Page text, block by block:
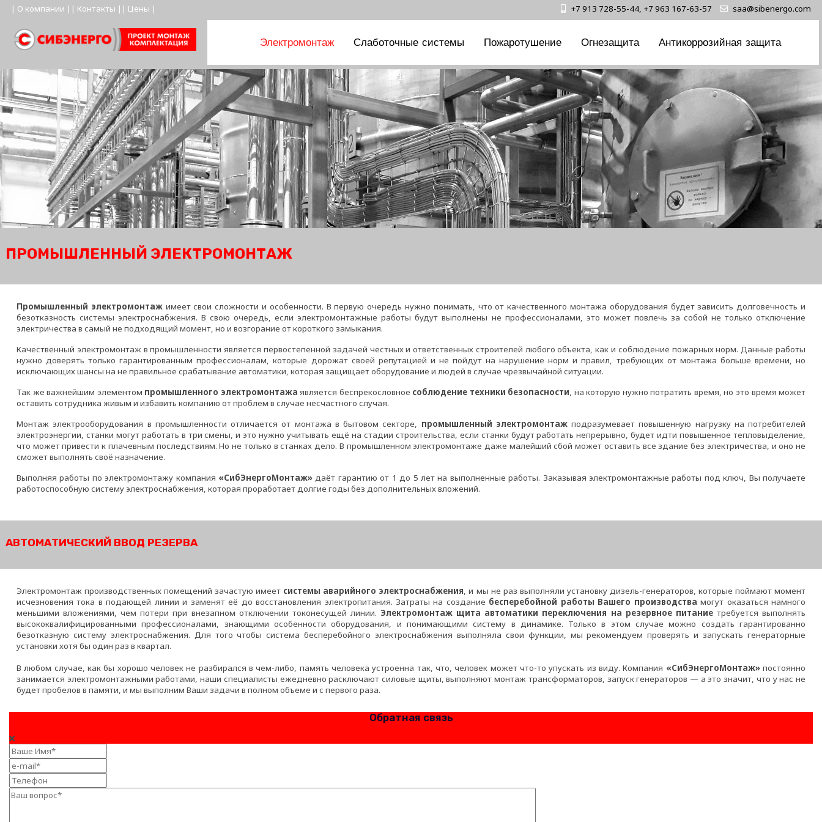
| О компании | | Контакты | | Цены | +7 913 728-55-44, +7 963 167-63-57 saa@sibenergo.com
Электромонтаж Слаботочные системы Пожаротушение Огнезащита Антикоррозийная защита
ПРОМЫШЛЕННЫЙ ЭЛЕКТРОМОНТАЖ
Промышленный электромонтажимеет свои сложности и особенности. В первую очередь нужно понимать, что от качественного монтажа оборудования будет зависить долговечность и
безотказность системы электроснабжения. В свою очередь, если электромонтажные работы будут выполнены не профессионалами, это может повлечь за собой не только отключение
электричества в самый не подходящий момент, но и возгорание от короткого замыкания.
Качественный электромонтаж в промышленности является первостепенной задачей честных и ответственных строителей любого объекта, как и соблюдение пожарных норм. Данные работы
нужно доверять только гарантированным профессионалам, которые дорожат своей репутацией и не пойдут на нарушение норм и правил, требующих от монтажа больше времени, но
исключающих шансы на не правильное срабатывание автоматики, которая защищает оборудование и людей в случае чрезвычайной ситуации.
Так же важнейшим элементом промышленного электромонтажа является беспрекословное соблюдение техники безопасности, на которую нужно потратить время, но это время может
оставить сотрудника живым и избавить компанию от проблем в случае несчастного случая.
Монтаж электрооборудования в промышленности отличается от монтажа в бытовом секторе, промышленный электромонтаж подразумевает повышенную нагрузку на потребителей
электроэнергии, станки могут работать в три смены, и это нужно учитывать ещё на стадии строительства, если станки будут работать непрерывно, будет идти повышенное тепловыделение,
что может привести к плачевным последствиям. Но не только в станках дело. В промышленном электромонтаже даже малейший сбой может оставить все здание без электричества, и оно не
сможет выполнять своё назначение.
Выполняя работы по электромонтажу компания «СибЭнергоМонтаж» даёт гарантию от 1 до 5 лет на выполненные работы. Заказывая электромонтажные работы под ключ, Вы получаете
работоспособную систему электроснабжения, которая проработает долгие годы без дополнительных вложений.
АВТОМАТИЧЕСКИЙ ВВОД РЕЗЕРВА
Электромонтаж производственных помещений зачастую имеет системы аварийного электроснабжения, и мы не раз выполняли установку дизель-генераторов, которые поймают момент
исчезновения тока в подающей линии и заменят её до восстановления электропитания. Затраты на создание бесперебойной работы Вашего производства могут оказаться намного
меньшими вложениями, чем потери при внезапном отключении токонесущей линии. Электромонтаж щита автоматики переключения на резервное питаниетребуется выполнять
высококвалифицированными профессионалами, знающими особенности оборудования, и понимающими систему в динамике. Только в этом случае можно создать гарантированно
безотказную систему электроснабжения. Для того чтобы система бесперебойного электроснабжения выполняла свои функции, мы рекомендуем проверять и запускать генераторные
установки хотя бы один раз в квартал.
В любом случае, как бы хорошо человек не разбирался в чем-либо, память человека устроенна так, что, человек может что-то упускать из виду. Компания «СибЭнергоМонтаж»постоянно
занимается электромонтажными работами, наши специалисты ежедневно расключают силовые щиты, выполняют монтаж трансформаторов, запуск генераторов — а это значит, что у нас не
будет пробелов в памяти, и мы выполним Ваши задачи в полном объеме и с первого раза.
Обратная связь